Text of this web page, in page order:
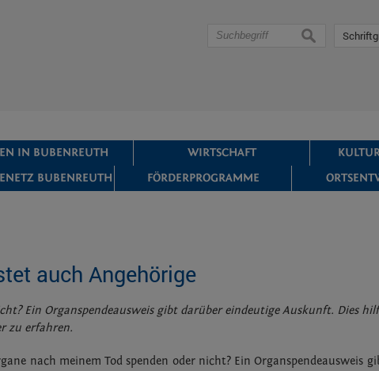
suchen
IN BUBENREUTH WIRTSCHAFT
BUBENREUTH FÖRDERPROGRAMME
auch Angehörige
Ein Organspendeausweis gibt darüber eindeutige Auskunft. Dies
zu erfahren.
nach meinem Tod spenden oder nicht? Ein Organspendeausweis